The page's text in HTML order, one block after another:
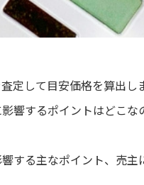
定して目安価格を算出し
響するポイントはどこな
する主なポイント、売主